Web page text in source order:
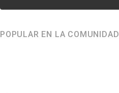
POPULAR EN LA COMUNIDAD